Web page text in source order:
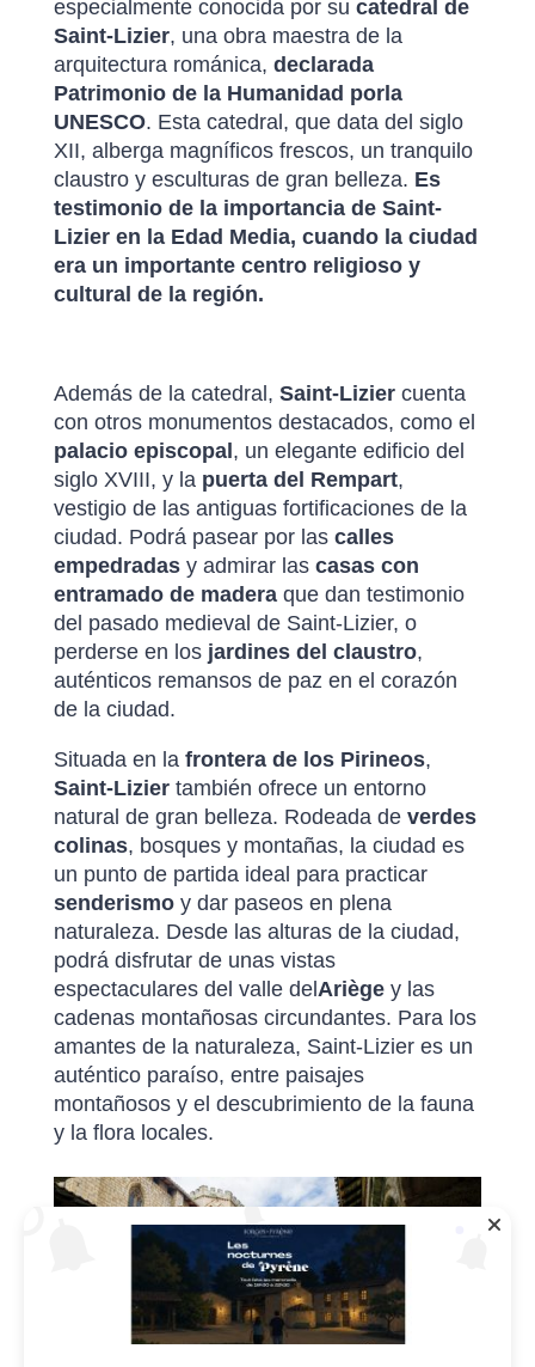
especialmente conocida por su catedral de
Saint-Lizier, una obra maestra de la
arquitectura románica, declarada
Patrimonio de la Humanidad porla
UNESCO. Esta catedral, que data del siglo
XII, alberga magníficos frescos, un tranquilo
claustro y esculturas de gran belleza. Es
testimonio de la importancia de Saint-
Lizier en la Edad Media, cuando la ciudad
era un importante centro religioso y
cultural de la región.
Además de la catedral, Saint-Liziercuenta
con otros monumentos destacados, como el
palacio episcopal , un elegante edificio del
siglo XVIII, y la puerta del Rempart,
vestigio de las antiguas fortificaciones de la
ciudad. Podrá pasear por las calles
empedradasy admirar las casas con
entramado de maderaque dan testimonio
del pasado medieval de Saint-Lizier, o
perderse en los jardines del claustro,
auténticos remansos de paz en el corazón
de la ciudad.
Situada en la frontera de los Pirineos,
Saint-Liziertambién ofrece un entorno
natural de gran belleza. Rodeada de verdes
colinas, bosques y montañas, la ciudad es
un punto de partida ideal para practicar
senderismoy dar paseos en plena
naturaleza. Desde las alturas de la ciudad,
podrá disfrutar de unas vistas
espectaculares del valle del Ariègey las
cadenas montañosas circundantes. Para los
amantes de la naturaleza, Saint-Lizier es un
auténtico paraíso, entre paisajes
montañosos y el descubrimiento de la fauna
y la flora locales.